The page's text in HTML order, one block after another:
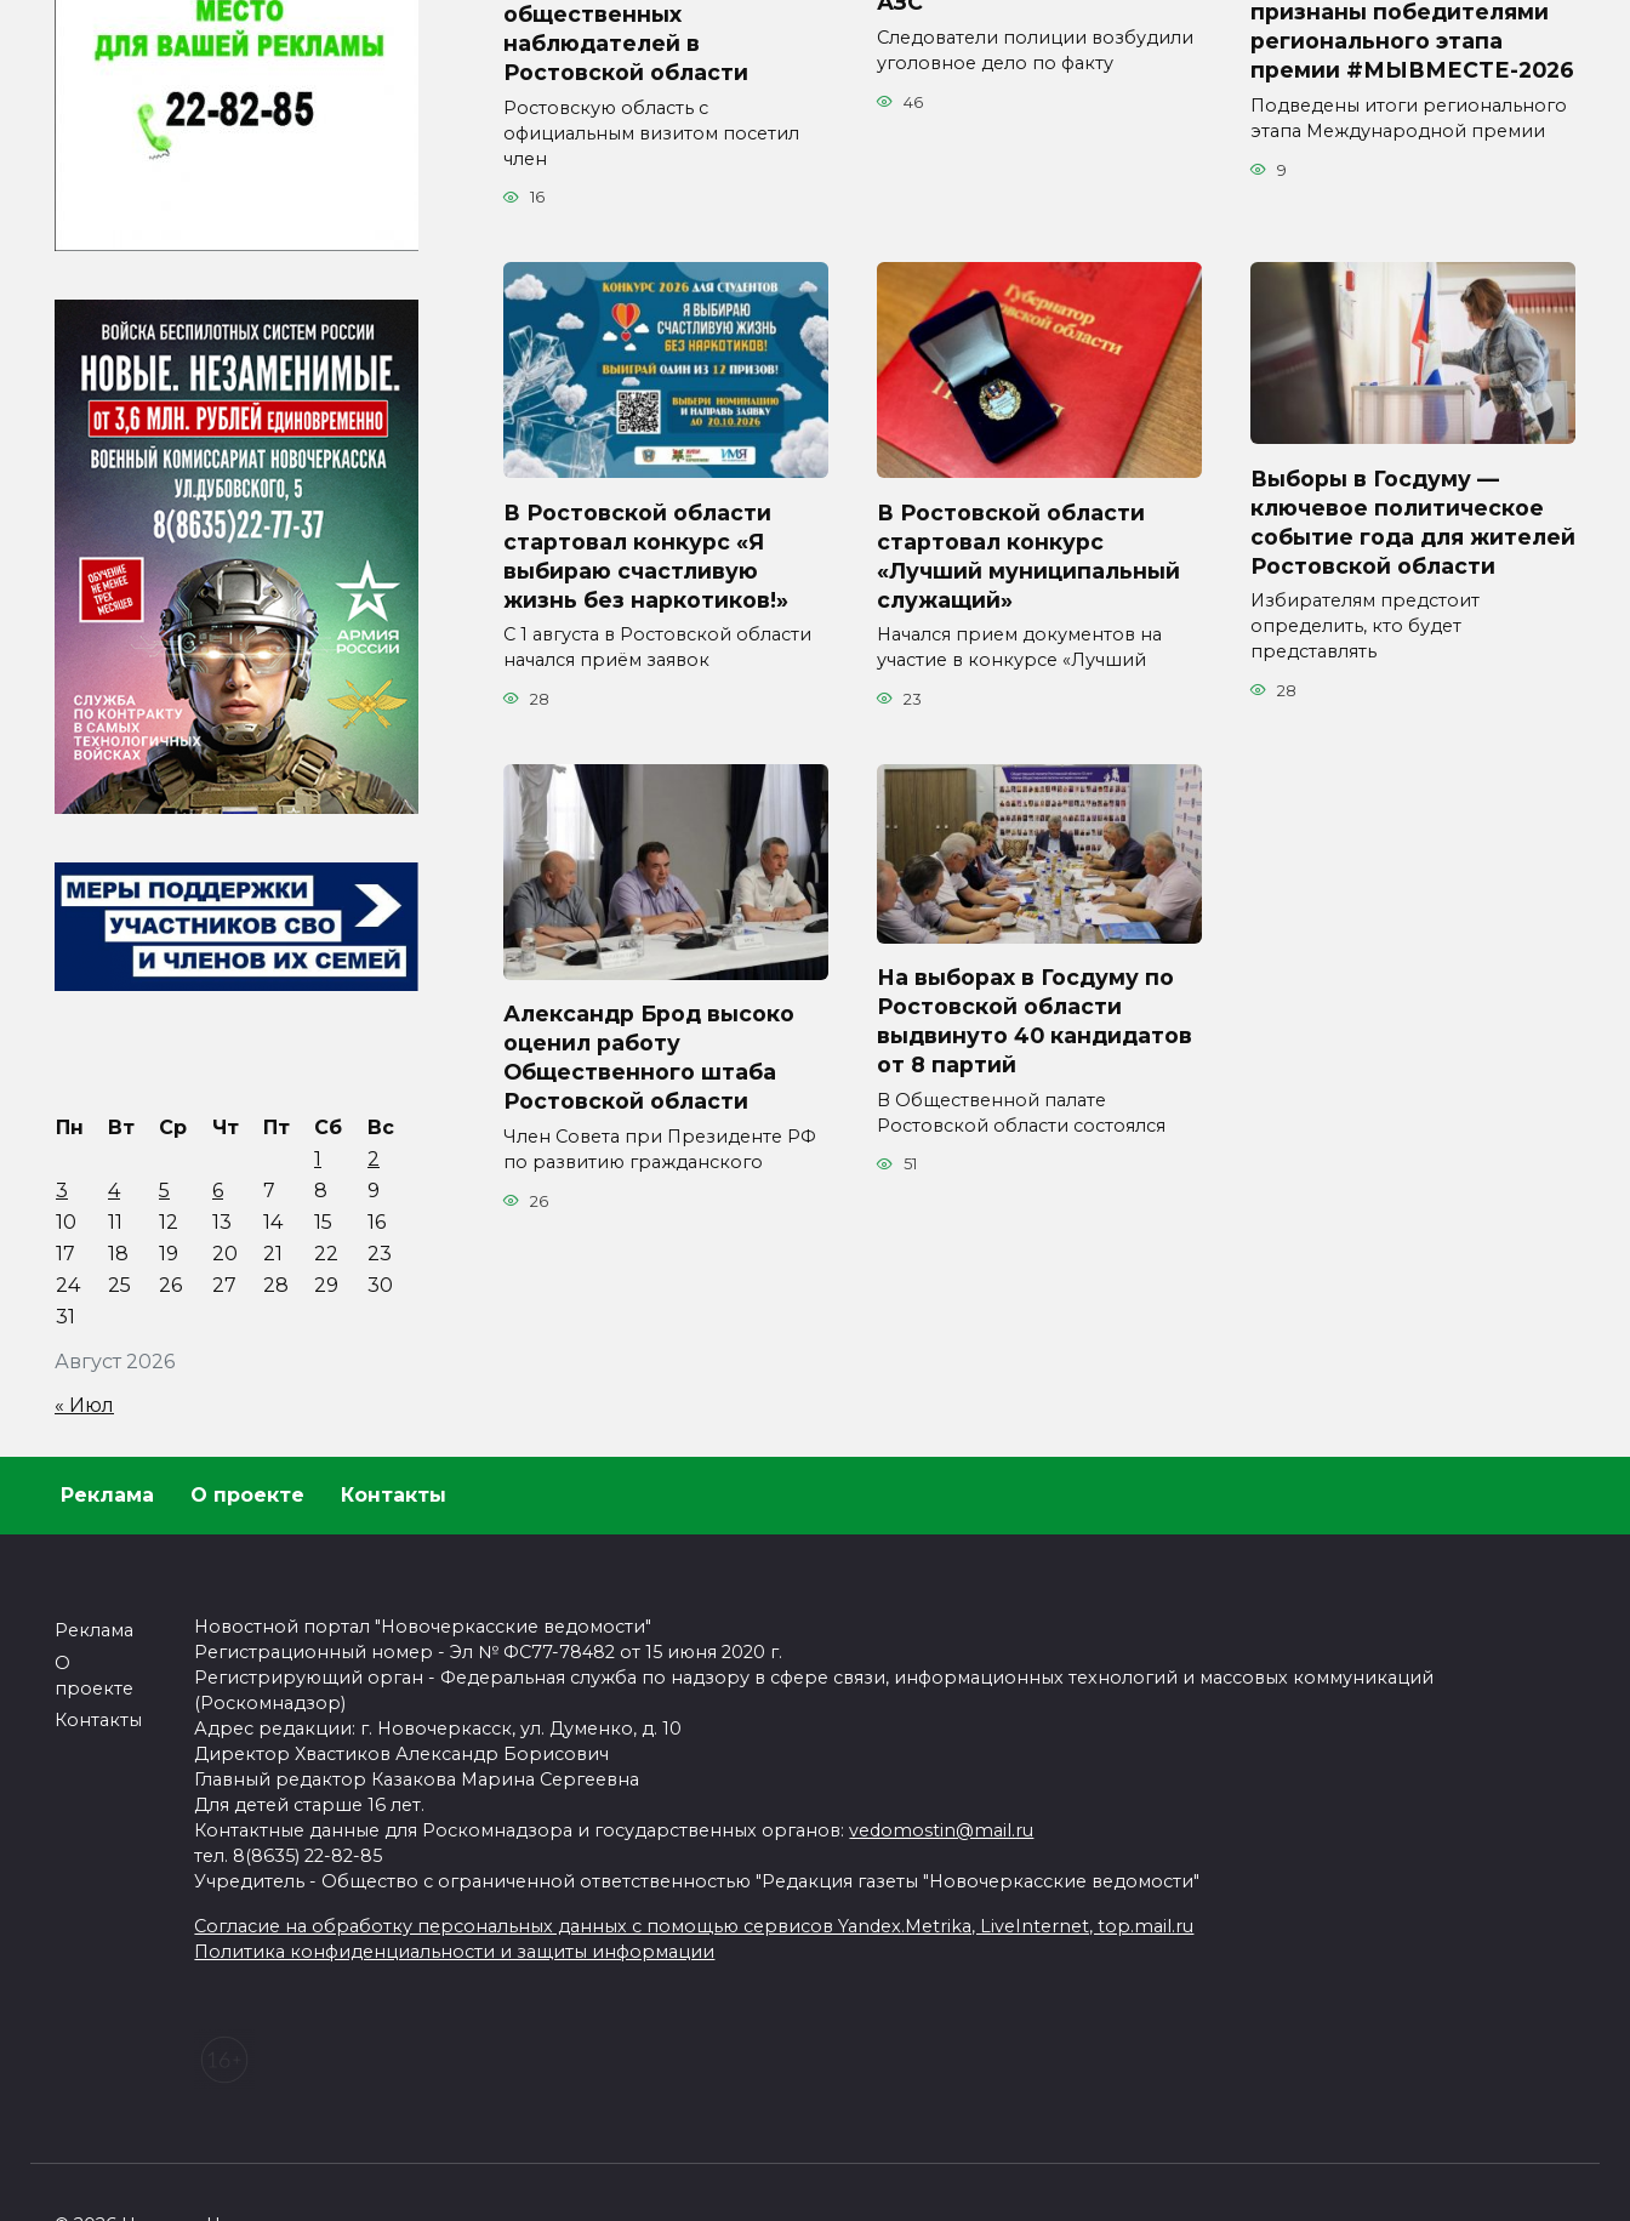
общественных
наблюдателей в
Ростовской области
Ростовскую область с
официальным визитом посетил
член
16
Следователи полиции возбудили
уголовное дело по факту
46
признаны победителями
регионального этапа
премии #МЫВМЕСТЕ-2026
Подведены итоги регионального
этапа Международной премии
9
В Ростовской области
стартовал конкурс «Я
выбираю счастливую
жизнь без наркотиков!»
С 1 августа в Ростовской области
начался приём заявок
28
В Ростовской области
стартовал конкурс
«Лучший муниципальный
служащий»
Начался прием документов на
участие в конкурсе «Лучший
23
Выборы в Госдуму —
ключевое политическое
событие года для жителей
Ростовской области
Избирателям предстоит
определить, кто будет
представлять
28
Александр Брод высоко
оценил работу
Общественного штаба
Ростовской области
Член Совета при Президенте РФ
по развитию гражданского
26
На выборах в Госдуму по
Ростовской области
выдвинуто 40 кандидатов
от 8 партий
В Общественной палате
Ростовской области состоялся
51
Август 2026
Пн Вт Ср Чт Пт Сб
Вс
1
2
3
4 5 6 7 8
9
10
11 12 13 14 15
16
17
18 19 20 21 22
23
24
25 26 27 28 29
30
31
« Июл
Реклама О проекте Контакты
Реклама
О
проекте
Контакты
Новостной портал "Новочеркасские ведомости"
Регистрационный номер - Эл № ФС77-78482 от 15 июня 2020 г.
Регистрирующий орган - Федеральная служба по надзору в сфере связи, информационных технологий и массовых коммуникаций
(Роскомнадзор)
Адрес редакции: г. Новочеркасск, ул. Думенко, д. 10
Директор Хвастиков Александр Борисович
Главный редактор Казакова Марина Сергеевна
Для детей старше 16 лет.
Контактные данные для Роскомнадзора и государственных органов:vedomostin@mail.ru
тел. 8(8635) 22-82-85
Учредитель - Общество с ограниченной ответственностью "Редакция газеты "Новочеркасские ведомости"
Согласие на обработку персональных данных с помощью сервисов Yandex.Metrika, LiveInternet, top.mail.ru
Политика конфиденциальности и защиты информации